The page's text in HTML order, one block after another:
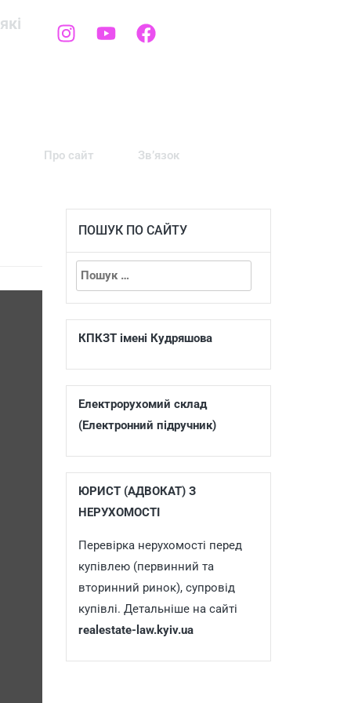
Про сайт Зв’язок
ПОШУК ПО САЙТУ
КПКЗТ імені Кудряшова
Електрорухомий склад
(Електронний підручник)
ЮРИСТ (АДВОКАТ) З
НЕРУХОМОСТІ
Перевірка нерухомості перед
купівлею (первинний та
вторинний ринок), супровід
купівлі. Детальніше на сайті
realestate-law.kyiv.ua